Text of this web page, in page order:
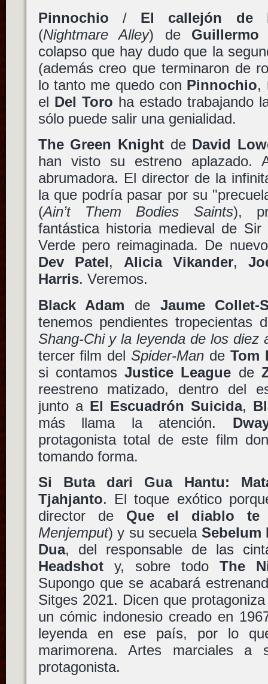
Pinnochio / El callejón de
(Nightmare Alley) de
colapso que hay dudo que la
(además creo que terminaron de
lo tanto me quedo con Pinnochio,
el Del Toro ha estado trabajando
sólo puede salir una genialidad.
The Green Knightde David
han visto su estreno aplazado.
abrumadora. El director de la
la que podría pasar por su
(Ain’t Them Bodies Saints),
fantástica historia medieval de
Verde pero reimaginada. De
Dev Patel, Alicia Vikander,
Harris. Veremos.
Black Adam de Jaume Collet-
tenemos pendientes tropecientas
Shang-Chi y la leyenda de los diez
tercer film delSpider-Man de Tom
si contamosJustice League de
reestreno matizado, dentro del
junto a El Escuadrón Suicida,
más llama la atención.
protagonista total de este film
tomando forma.
Si Buta dari Gua Hantu:
Tjahjanto. El toque exótico
director de Que el diablo te
Menjemput) y su secuela Sebelum
Dua, del responsable de las
Headshoty, sobre todoThe
Supongo que se acabará
Sitges 2021. Dicen que
un cómic indonesio creado en
leyenda en ese país, por lo
marimorena. Artes marciales a
protagonista.